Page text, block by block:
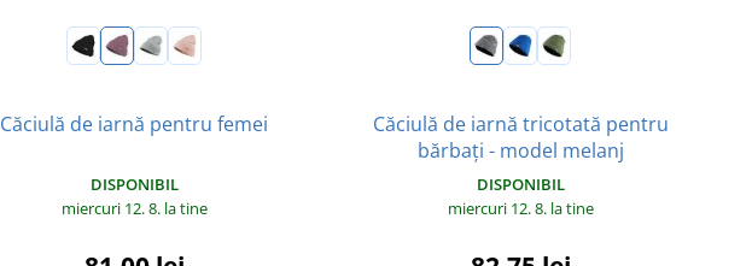
Căciulă de iarnă pentru femei
DISPONIBIL
miercuri 12. 8. la tine
Căciulă de iarnă tricotată pentru
bărbați - model melanj
DISPONIBIL
miercuri 12. 8. la tine